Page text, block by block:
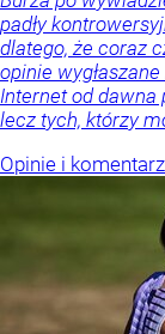
padły
dlatego, że coraz
opinie
Internet od
lecz tych, którzy
Opinie i